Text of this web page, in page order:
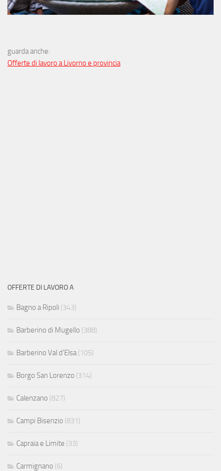
guarda anche:
Offerte di lavoro a Livorno e provincia
OFFERTE DI LAVORO A
Bagno a Ripoli (343)
Barberino di Mugello (388)
Barberino Val d'Elsa(105)
Borgo San Lorenzo (314)
Calenzano (827)
Campi Bisenzio (831)
Capraia e Limite (33)
Carmignano (6)